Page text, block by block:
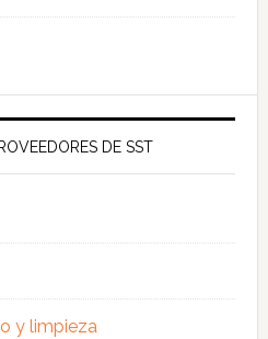
DE SST
y limpieza